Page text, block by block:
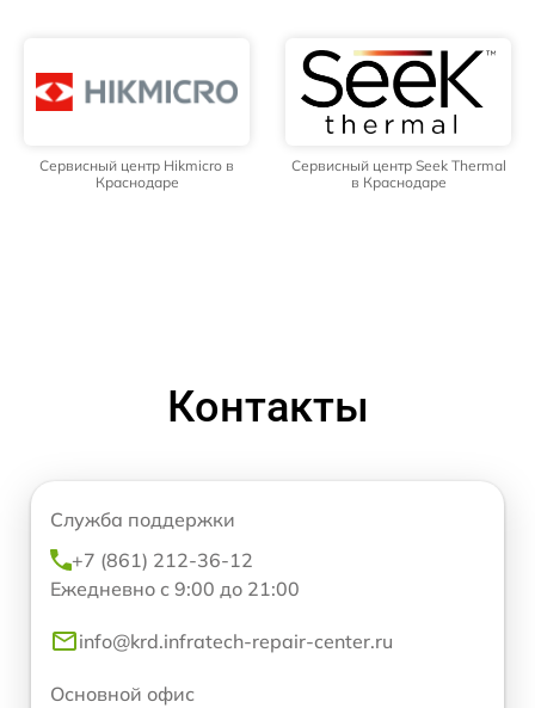
Сервисный центр Hikmicro в
Краснодаре
Сервисный центр Seek Thermal
в Краснодаре
Контакты
Служба поддержки
+7 (861) 212-36-12
Ежедневно с 9:00 до 21:00
info@krd.infratech-repair-center.ru
Основной офис